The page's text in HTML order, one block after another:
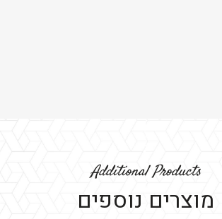
Additional Products
מוצרים נוספים